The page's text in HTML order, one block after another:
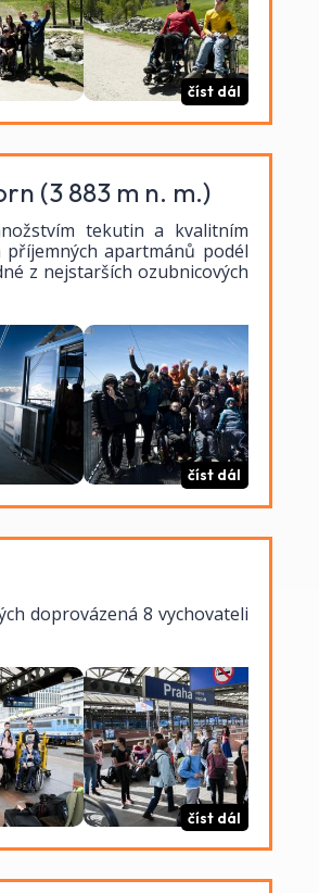
číst dál
(3 883 m n. m.)
tekutin a kvalitním
apartmánů podél
z nejstarších ozubnicových
číst dál
doprovázená 8 vychovateli
číst dál